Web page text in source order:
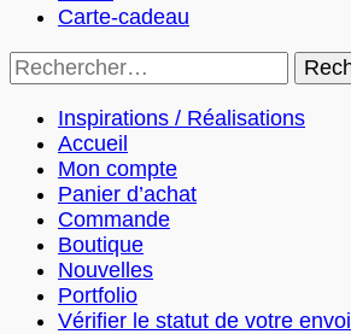
Carte-cadeau
Rechercher :
Inspirations / Réalisations
Accueil
Mon compte
Panier d’achat
Commande
Boutique
Nouvelles
Portfolio
Vérifier le statut de votre envoi